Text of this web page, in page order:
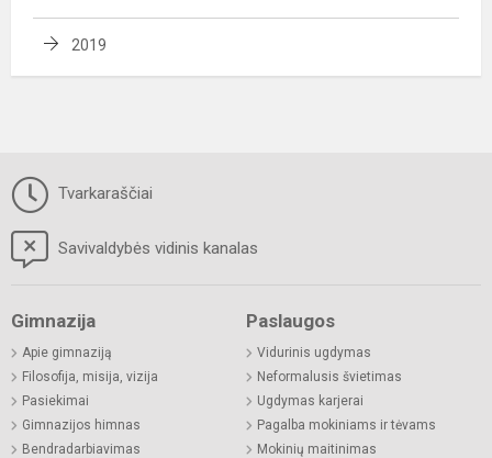
2019
Tvarkaraščiai
Savivaldybės vidinis kanalas
Gimnazija
Apie gimnaziją
Filosofija, misija, vizija
Pasiekimai
Gimnazijos himnas
Bendradarbiavimas
Paslaugos
Vidurinis ugdymas
Neformalusis švietimas
Ugdymas karjerai
Pagalba mokiniams ir tėvams
Mokinių maitinimas